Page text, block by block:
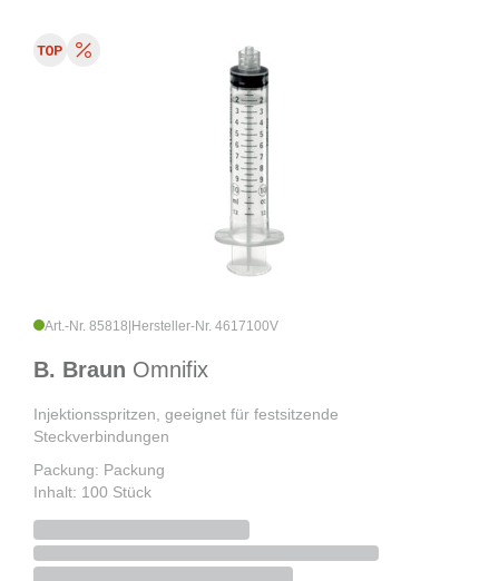
Art.-Nr. 85818 Hersteller-Nr. 4617100V
B. Braun Omnifix
Injektionsspritzen, geeignet für festsitzende
Steckverbindungen
Packung: Packung
Inhalt: 100 Stück